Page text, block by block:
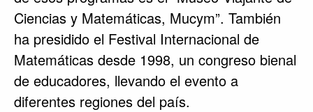
Ciencias y Matemáticas, Mucym”. También
ha presidido el Festival Internacional de
Matemáticas desde 1998, un congreso bienal
de educadores, llevando el evento a
diferentes regiones del país.